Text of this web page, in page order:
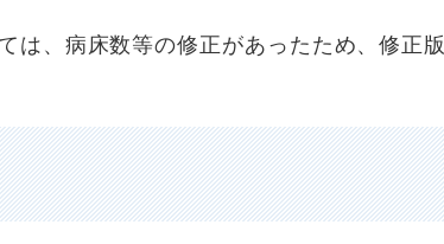
、病床数等の修正があったため、修正版